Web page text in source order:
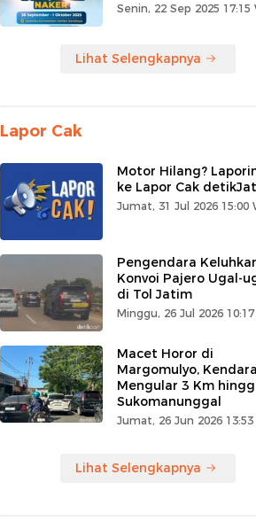
Senin, 22 Sep 2025 17:15
Lihat Selengkapnya
Lapor Cak
Motor Hilang?
ke Lapor Cak
Jumat, 31 Jul 2026 15:00
Pengendara
Konvoi Pajero Ugal-
di Tol Jatim
Minggu, 26 Jul 2026 10:17
Macet Horor di
Margomulyo,
Mengular 3 Km
Sukomanunggal
Jumat, 26 Jun 2026 13:53
Lihat Selengkapnya